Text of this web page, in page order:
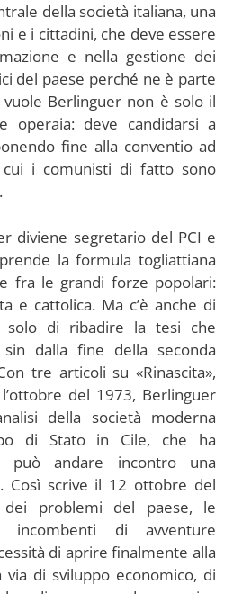
della società italiana, una
e i cittadini, che deve essere
e nella gestione dei
del paese perché ne è parte
vuole Berlinguer non è solo il
operaia: deve candidarsi a
fine alla conventio ad
i comunisti di fatto sono
diviene segretario del PCI e
la formula togliattiana
fra le grandi forze popolari:
e cattolica. Ma c’è anche di
di ribadire la tesi che
sin dalla fine della seconda
tre articoli su «Rinascita»,
del 1973, Berlinguer
della società moderna
di Stato in Cile, che ha
può andare incontro una
Così scrive il 12 ottobre del
dei problemi del paese, le
incombenti di avventure
di aprire finalmente alla
via di sviluppo economico, di